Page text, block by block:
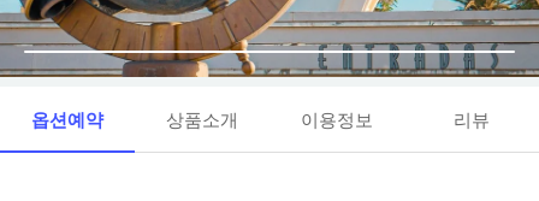
옵션예약 상품소개 이용정보 리뷰